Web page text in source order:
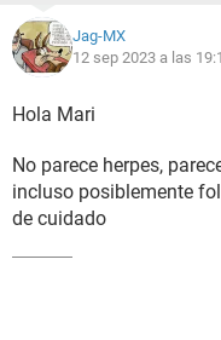
Jag-MX
12 sep 2023 a las
Hola Mari
No parece herpes,
incluso posiblemente
de cuidado